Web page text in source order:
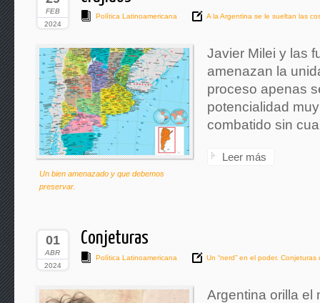
FEB
2024
Política Latinoamericana A la Argentina se le sueltan las
Un bien amenazado y que debemos
preservar.
Javier Milei y las
amenazan la
proceso apenas
potencialidad
combatido sin
Leer más
01
ABR
2024
Conjeturas
Política Latinoamericana Un “nerd” en el poder.
Argentina orilla el